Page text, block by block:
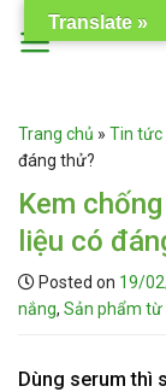
Trang chủ » Tin tức
đáng thử?
Kem
liệu có
Posted on 19/
nắng, Sản phẩm từ
Dùng serum thì
Translate »